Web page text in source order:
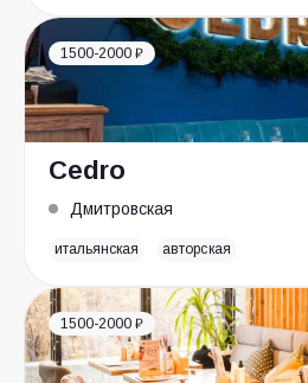
1500-2000 ₽
Cedro
Дмитровская
итальянская авторская
1500-2000 ₽